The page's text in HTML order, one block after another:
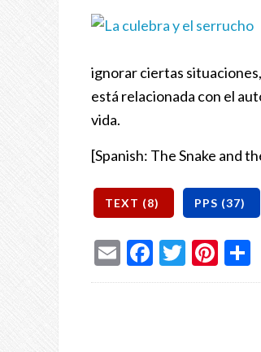
ignorar ciertas
está relacionada con el
vida.
[Spanish: The Snake and
EmailFacebook
Twitter